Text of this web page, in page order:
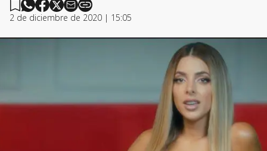
2 de diciembre de 2020 | 15:05